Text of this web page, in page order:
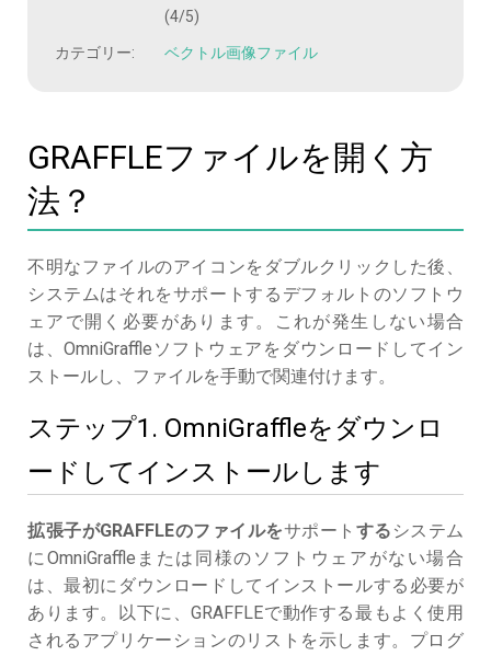
(4/5)
カテゴリー: ベクトル画像ファイル
GRAFFLEファイルを開く方
法？
不明なファイルのアイコンをダブルクリックした後、
システムはそれをサポートするデフォルトのソフトウ
ェアで開く必要があります。これが発生しない場合
は、OmniGraffleソフトウェアをダウンロードしてイン
ストールし、ファイルを手動で関連付けます。
ステップ1. OmniGraffleをダウンロ
ードしてインストールします
拡張子がGRAFFLEのファイルをサポート する システム
にOmniGraffleまたは同様のソフトウェアがない場合
は、最初にダウンロードしてインストールする必要が
あります。以下に、GRAFFLEで動作する最もよく使用
されるアプリケーションのリストを示します。プログ